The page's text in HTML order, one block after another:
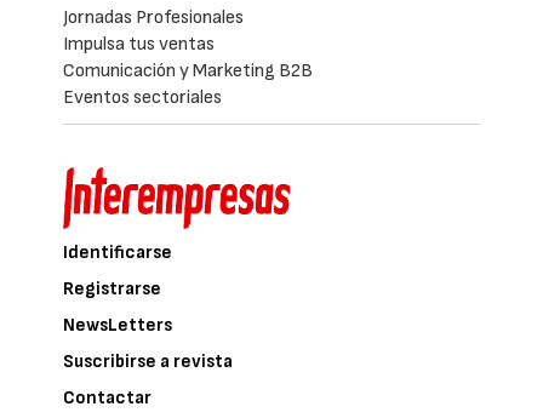
Jornadas Profesionales
Impulsa tus ventas
Comunicación y Marketing B2B
Eventos sectoriales
Identificarse
Registrarse
NewsLetters
Suscribirse a revista
Contactar